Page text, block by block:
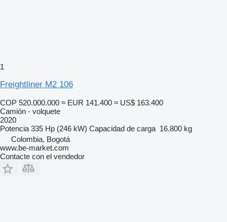
1
Freightliner M2 106
COP 520.000.000 ≈ EUR 141.400 ≈ US$ 163.400
Camión - volquete
2020
Potencia 335 Hp (246 kW) Capacidad de carga 16.800 kg
Colombia, Bogotá
www.be-market.com
Contacte con el vendedor